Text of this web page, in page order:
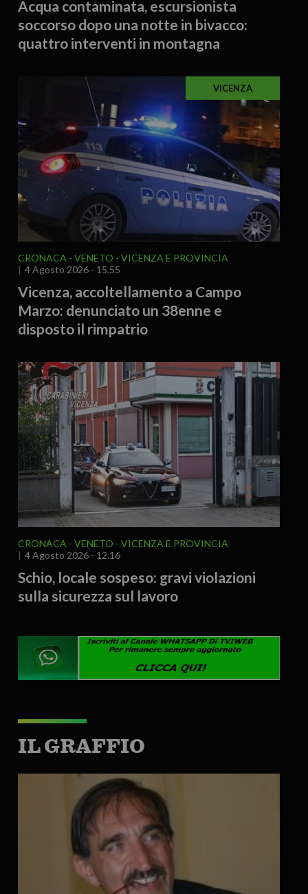
Acqua contaminata, escursionista
soccorso dopo una notte in bivacco:
quattro interventi in montagna
VICENZA
CRONACA VENETO
VICENZA E PROVINCIA
4 Agosto 2026 - 15.55
Vicenza, accoltellamento a Campo
Marzo: denunciato un 38enne e
disposto il rimpatrio
CRONACA VENETO
VICENZA E PROVINCIA
4 Agosto 2026 - 12.16
Schio, locale sospeso: gravi violazioni
sulla sicurezza sul lavoro
IL GRAFFIO